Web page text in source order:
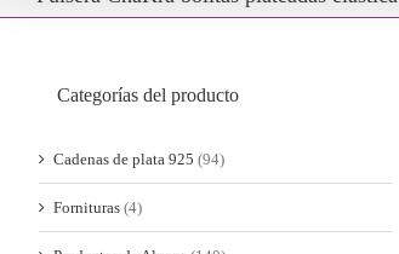
Categorías del producto
Cadenas de plata 925 (94)
Fornituras (4)